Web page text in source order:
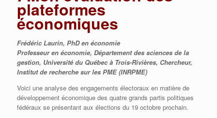
plateformes
économiques
Frédéric Laurin, PhD en économie
Professeur en économie, Département des sciences de la
gestion, Université du Québec à Trois-Rivières, Chercheur,
Institut de recherche sur les PME (INRPME)
Voici une analyse des engagements électoraux en matière de
développement économique des quatre grands partis politiques
fédéraux se présentant aux élections du 19 octobre prochain.